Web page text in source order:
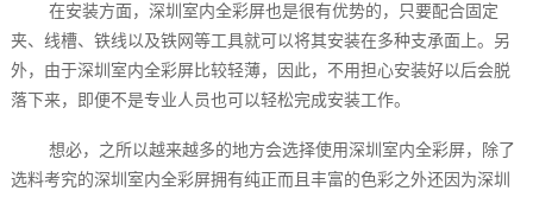
在安装方面，深圳室内全彩屏‍也是很有优势的，只要配合固定
夹、线槽、铁线以及铁网等工具就可以将其安装在多种支承面上。另
外，由于深圳室内全彩屏‍比较轻薄，因此，不用担心安装好以后会脱
落下来，即便不是专业人员也可以轻松完成安装工作。
想必，之所以越来越多的地方会选择使用深圳室内全彩屏‍，除了
选料考究的深圳室内全彩屏‍拥有纯正而且丰富的色彩之外还因为深圳